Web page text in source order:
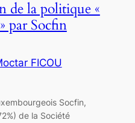
de la politique «
par Socfin
FICOU
Socfin,
de la Société